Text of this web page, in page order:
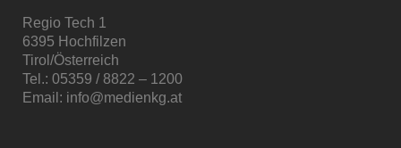
Regio Tech 1
6395 Hochfilzen
Tirol/Österreich
Tel.: 05359 / 8822 – 1200
Email: info@medienkg.at